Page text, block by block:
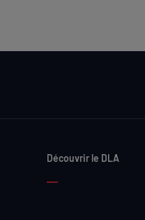
Découvrir le DLA